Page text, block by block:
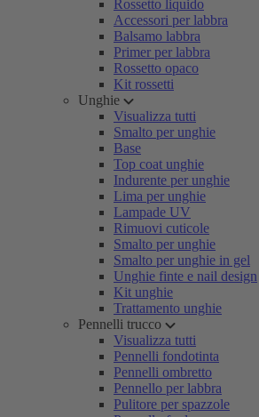
Rossetto liquido
Accessori per labbra
Balsamo labbra
Primer per labbra
Rossetto opaco
Kit rossetti
Unghie
Visualizza tutti
Smalto per unghie
Base
Top coat unghie
Indurente per unghie
Lima per unghie
Lampade UV
Rimuovi cuticole
Smalto per unghie
Smalto per unghie in gel
Unghie finte e nail design
Kit unghie
Trattamento unghie
Pennelli trucco
Visualizza tutti
Pennelli fondotinta
Pennelli ombretto
Pennello per labbra
Pulitore per spazzole